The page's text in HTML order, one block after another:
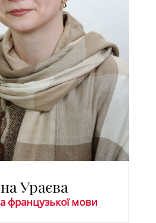
Ураєва
французької мови